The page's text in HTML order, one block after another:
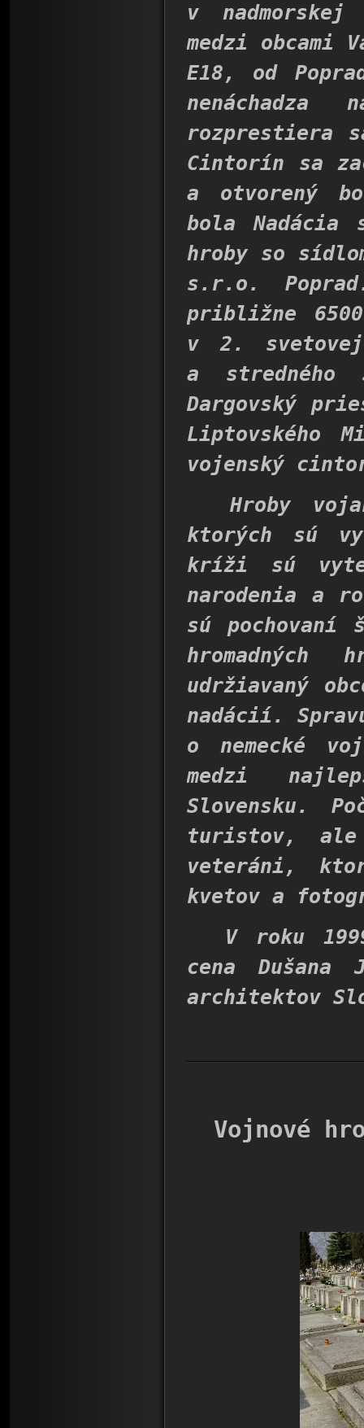
v
medzi obcami
E18, od
nenáchadza
rozprestiera
Cintorín sa
a otvorený
bola Nadácia
hroby so
s.r.o.
približne
v 2. svetovej
a
Dargovský
Liptovského
vojenský
Hroby
ktorých sú
kríži sú
narodenia a
sú
udržiavaný
nadácií.
o nemecké
medzi
Slovensku.
turistov,
veteráni,
kvetov a
V roku
cena
Vojnové